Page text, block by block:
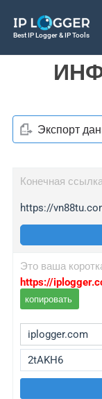
Best IP Logger & IP Tools
Экспорт
Конечная
https://
Это ваша
https://
копировать